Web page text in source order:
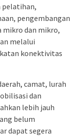
pelatihan,
pengembangan
mikro dan mikro,
melalui
konektivitas
camat, lurah
dan
lebih jauh
belum
dapat segera